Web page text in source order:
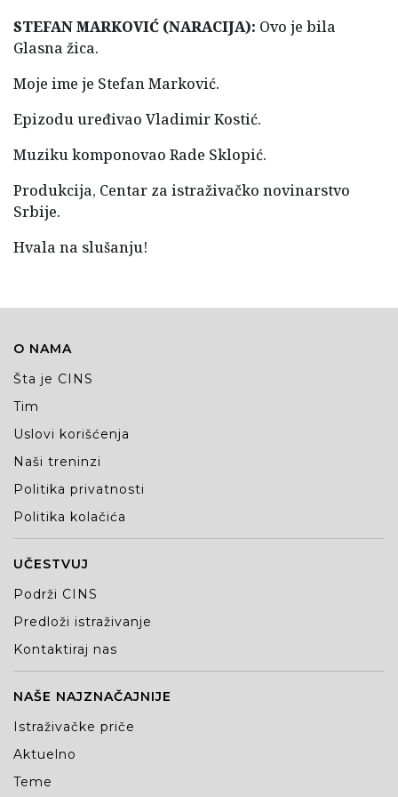
STEFAN MARKOVIĆ (NARACIJA): Ovo je bila
Glasna žica.
Moje ime je Stefan Marković.
Epizodu uređivao Vladimir Kostić.
Muziku komponovao Rade Sklopić.
Produkcija, Centar za istraživačko novinarstvo
Srbije.
Hvala na slušanju!
O NAMA
Šta je CINS
Tim
Uslovi korišćenja
Naši treninzi
Politika privatnosti
Politika kolačića
UČESTVUJ
Podrži CINS
Predloži istraživanje
Kontaktiraj nas
NAŠE NAJZNAČAJNIJE
Istraživačke priče
Aktuelno
Teme